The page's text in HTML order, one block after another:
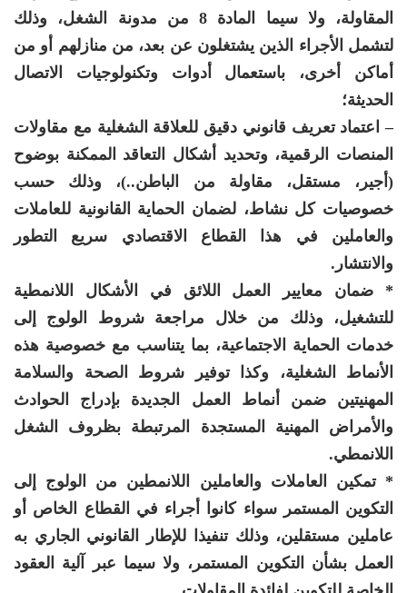
المقاولة، ولا سيما المادة 8 من مدونة الشغل، وذلك
لتشمل الأجراء الذين يشتغلون عن بعد، من منازلهم أو من
أماكن أخرى، باستعمال أدوات وتكنولوجيات الاتصال
الحديثة؛
– اعتماد تعريف قانوني دقيق للعلاقة الشغلية مع مقاولات
المنصات الرقمية، وتحديد أشكال التعاقد الممكنة بوضوح
(أجير، مستقل، مقاولة من الباطن..)، وذلك حسب
خصوصيات كل نشاط، لضمان الحماية القانونية للعاملات
والعاملين في هذا القطاع الاقتصادي سريع التطور
والانتشار.
* ضمان معايير العمل اللائق في الأشكال اللانمطية
للتشغيل، وذلك من خلال مراجعة شروط الولوج إلى
خدمات الحماية الاجتماعية، بما يتناسب مع خصوصية هذه
الأنماط الشغلية، وكذا توفير شروط الصحة والسلامة
المهنيتين ضمن أنماط العمل الجديدة بإدراج الحوادث
والأمراض المهنية المستجدة المرتبطة بظروف الشغل
اللانمطي.
* تمكين العاملات والعاملين اللانمطين من الولوج إلى
التكوين المستمر سواء كانوا أجراء في القطاع الخاص أو
عاملين مستقلين، وذلك تنفيذا للإطار القانوني الجاري به
العمل بشأن التكوين المستمر، ولا سيما عبر آلية العقود